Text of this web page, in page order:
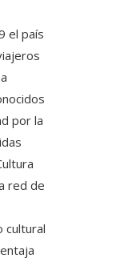
el país
por la
red de
cultural